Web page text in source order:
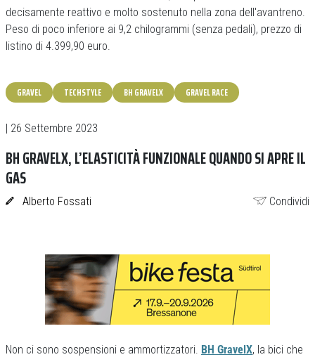
decisamente reattivo e molto sostenuto nella zona dell'avantreno.
Peso di poco inferiore ai 9,2 chilogrammi (senza pedali), prezzo di
listino di 4.399,90 euro.
GRAVEL TECHSTYLE BH GRAVELX GRAVEL RACE
| 26 Settembre 2023
BH GRAVELX, L’ELASTICITÀ FUNZIONALE QUANDO SI APRE IL
GAS
Alberto Fossati Condividi
Non ci sono sospensioni e ammortizzatori. BH GravelX, la bici che